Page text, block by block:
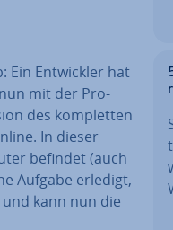
Ein Ent­wick­ler hat
mit der Pro­
des kom­plet­ten
In dieser
befindet (auch
Aufgabe erledigt,
kann nun die